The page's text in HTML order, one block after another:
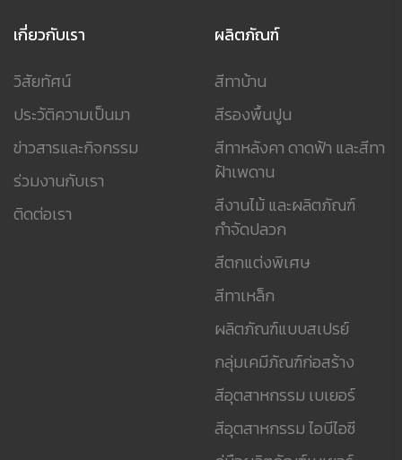
เกี่ยวกับเรา
วิสัยทัศน์
ประวัติความเป็นมา
ข่าวสารและกิจกรรม
ร่วมงานกับเรา
ติดต่อเรา
ผลิตภัณฑ์
สีทาบ้าน
สีรองพื้นปูน
สีทาหลังคา ดาดฟ้า และสีทา
ฝ้าเพดาน
สีงานไม้ และผลิตภัณฑ์
กำจัดปลวก
สีตกแต่งพิเศษ
สีทาเหล็ก
ผลิตภัณฑ์แบบสเปรย์
กลุ่มเคมีภัณฑ์ก่อสร้าง
สีอุตสาหกรรม เบเยอร์
สีอุตสาหกรรม ไอบีไอซี